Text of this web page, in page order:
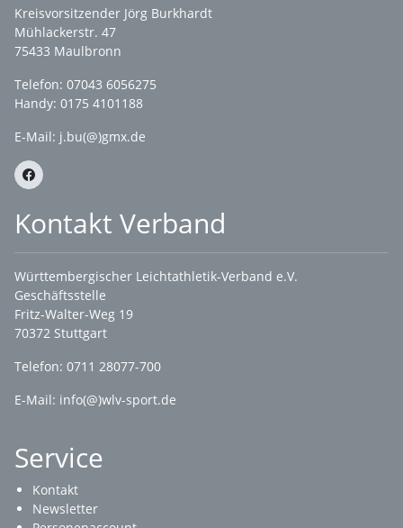
Kreisvorsitzender Jörg Burkhardt
Mühlackerstr. 47
75433 Maulbronn
Telefon: 07043 6056275
Handy: 0175 4101188
E-Mail: j.bu(@)gmx.de
Kontakt Verband
Württembergischer Leichtathletik-Verband e.V.
Geschäftsstelle
Fritz-Walter-Weg 19
70372 Stuttgart
Telefon: 0711 28077-700
E-Mail: info(@)wlv-sport.de
Service
Kontakt
Newsletter